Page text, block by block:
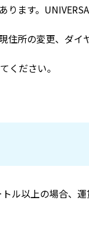
ます。
所の変更、ダ
ください。
ル以上の場合、